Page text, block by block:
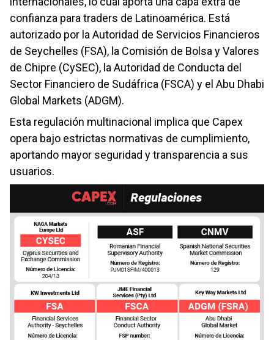
confianza para traders de Latinoamérica. Está
autorizado por la Autoridad de Servicios Financieros
de Seychelles (FSA), la Comisión de Bolsa y Valores
de Chipre (CySEC), la Autoridad de Conducta del
Sector Financiero de Sudáfrica (FSCA) y el Abu Dhabi
Global Markets (ADGM).
Esta regulación multinacional implica que Capex
opera bajo estrictas normativas de cumplimiento,
aportando mayor seguridad y transparencia a sus
usuarios.